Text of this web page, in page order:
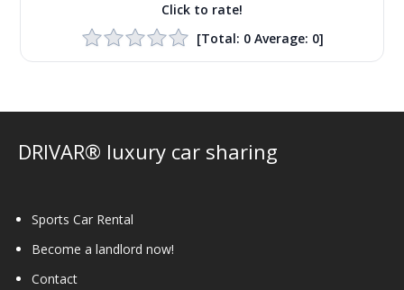
Click to rate!
[Total: 0Average: 0]
DRIVAR® luxury car sharing
Sports Car Rental
Become a landlord now!
Contact